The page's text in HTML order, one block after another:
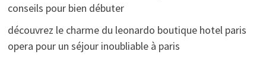
conseils pour bien débuter
découvrez le charme du leonardo boutique hotel paris
opera pour un séjour inoubliable à paris